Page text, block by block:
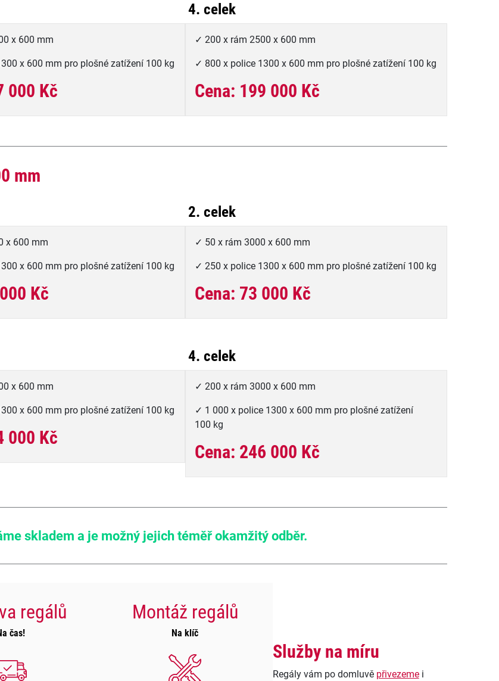
x 600 mm
x 600 mm pro plošné zatížení 100 kg
000 Kč
4. celek
✓ 200 x rám 2500 x 600 mm
✓ 800 x police 1300 x 600 mm pro plošné zatížení 100 kg
Cena: 199 000 Kč
mm
x 600 mm
x 600 mm pro plošné zatížení 100 kg
Kč
2. celek
✓ 50 x rám 3000 x 600 mm
✓ 250 x police 1300 x 600 mm pro plošné zatížení 100 kg
Cena: 73 000 Kč
x 600 mm
x 600 mm pro plošné zatížení 100 kg
000 Kč
4. celek
✓ 200 x rám 3000 x 600 mm
✓ 1 000 x police 1300 x 600 mm pro plošné zatížení
100 kg
Cena: 246 000 Kč
skladem a je možný jejich téměř okamžitý odběr.
regálů
čas!
Montáž regálů
Na klíč
Služby na míru
Regály vám po domluvě přivezemei